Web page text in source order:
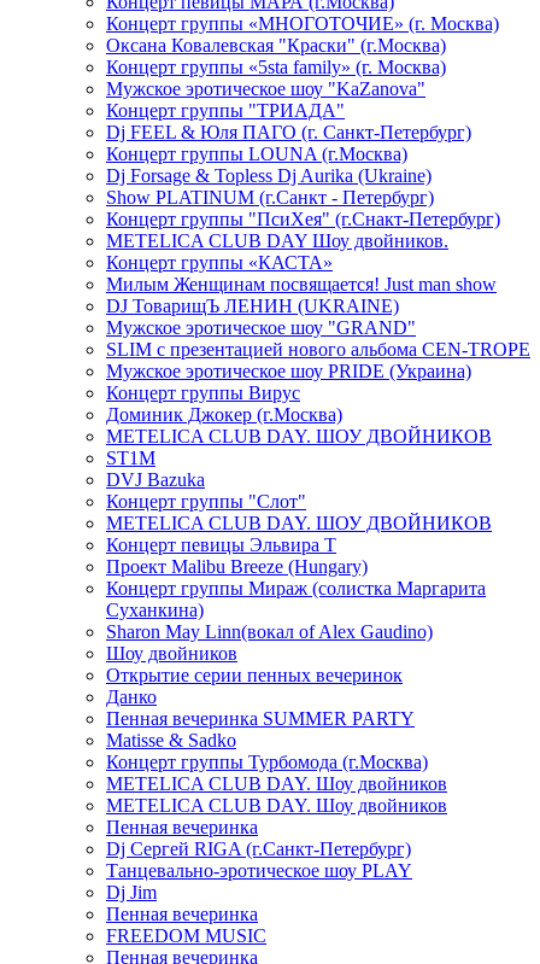
Концерт группы «МНОГОТОЧИЕ» (г. Москва)
Оксана Ковалевская "Краски" (г.Москва)
Концерт группы «5sta family» (г. Москва)
Мужское эротическое шоу "KaZanova"
Концерт группы "ТРИАДА"
Dj FEEL & Юля ПАГО (г. Санкт-Петербург)
Концерт группы LOUNA (г.Москва)
Dj Forsage & Topless Dj Aurika (Ukraine)
Show PLATINUM (г.Санкт - Петербург)
Концерт группы "ПсиХея" (г.Снакт-Петербург)
METELICA CLUB DAY Шоу двойников.
Концерт группы «КАСТА»
Милым Женщинам посвящается! Just man show
DJ ТоварищЪ ЛЕНИН (UKRAINE)
Мужское эротическое шоу "GRAND"
SLIM с презентацией нового альбома CEN-TROPE
Мужское эротическое шоу PRIDE (Украина)
Концерт группы Вирус
Доминик Джокер (г.Москва)
METELICA CLUB DAY. ШОУ ДВОЙНИКОВ
ST1M
DVJ Bazuka
Концерт группы "Слот"
METELICA CLUB DAY. ШОУ ДВОЙНИКОВ
Концерт певицы Эльвира Т
Проект Malibu Breeze (Hungary)
Концерт группы Мираж (солистка Маргарита
Суханкина)
Sharon May Linn(вокал of Alex Gaudino)
Шоу двойников
Открытие серии пенных вечеринок
Данко
Пенная вечеринка SUMMER PARTY
Matisse & Sadko
Концерт группы Турбомода (г.Москва)
METELICA CLUB DAY. Шоу двойников
METELICA CLUB DAY. Шоу двойников
Пенная вечеринка
Dj Сергей RIGA (г.Санкт-Петербург)
Танцевально-эротическое шоу PLAY
Dj Jim
Пенная вечеринка
FREEDOM MUSIC
Пенная вечеринка